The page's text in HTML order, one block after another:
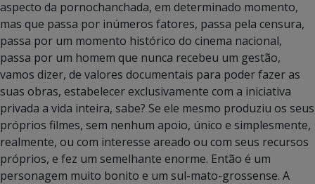
aspecto da pornochanchada, em determinado momento,
mas que passa por inúmeros fatores, passa pela censura,
passa por um momento histórico do cinema nacional,
passa por um homem que nunca recebeu um gestão,
vamos dizer, de valores documentais para poder fazer as
suas obras, estabelecer exclusivamente com a iniciativa
privada a vida inteira, sabe? Se ele mesmo produziu os seus
próprios filmes, sem nenhum apoio, único e simplesmente,
realmente, ou com interesse areado ou com seus recursos
próprios, e fez um semelhante enorme. Então é um
personagem muito bonito e um sul-mato-grossense. A